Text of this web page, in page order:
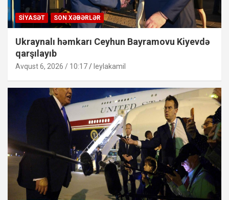
SIYASƏT SON XƏBƏRLƏR
Ukraynalı həmkarı Ceyhun Bayramovu Kiyevdə
qarşılayıb
Avqust 6, 2026 / 10:17 leylakamil